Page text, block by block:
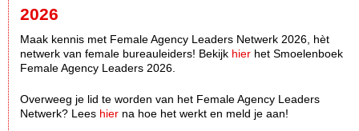
2026
Maak kennis met Female Agency Leaders Netwerk 2026, hèt
netwerk van female bureauleiders! Bekijk hier het Smoelenboek
Female Agency Leaders 2026.
Overweeg je lid te worden van het Female Agency Leaders
Netwerk? Lees hier na hoe het werkt en meld je aan!